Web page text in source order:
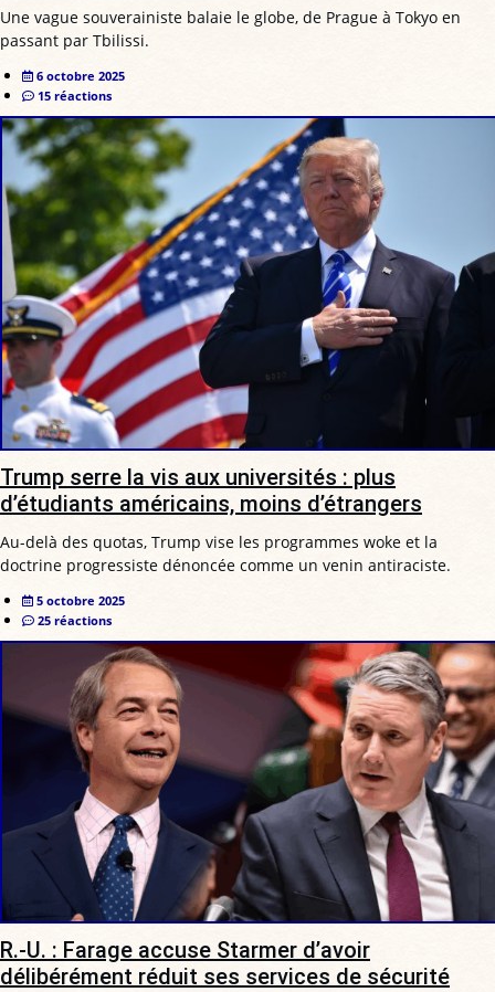
Une vague souverainiste balaie le globe, de Prague à Tokyo en
passant par Tbilissi.
6 octobre 2025
15 réactions
Trump serre la vis aux universités : plus
d’étudiants américains, moins d’étrangers
Au-delà des quotas, Trump vise les programmes woke et la
doctrine progressiste dénoncée comme un venin antiraciste.
5 octobre 2025
25 réactions
R.-U. : Farage accuse Starmer d’avoir
délibérément réduit ses services de sécurité